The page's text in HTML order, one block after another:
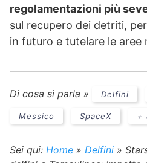
regolamentazioni più
sul recupero dei detriti,
in futuro e tutelare le aree
Di cosa si parla » Delfini
Messico SpaceX +
Sei qui: Home » Delfini »